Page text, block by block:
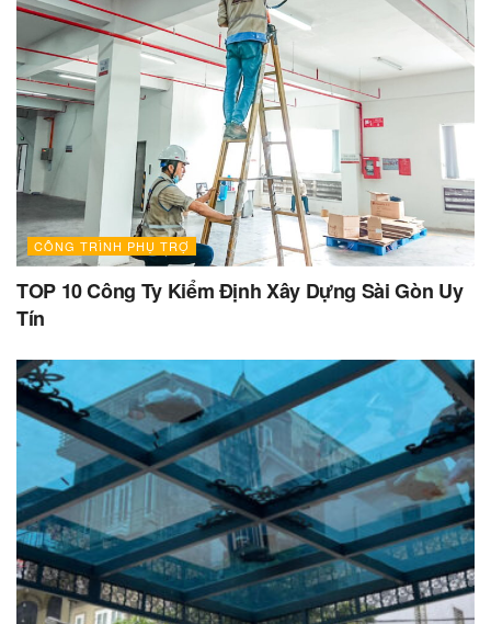
CÔNG TRÌNH PHỤ TRỢ
TOP 10 Công Ty Kiểm Định Xây Dựng Sài Gòn Uy
Tín